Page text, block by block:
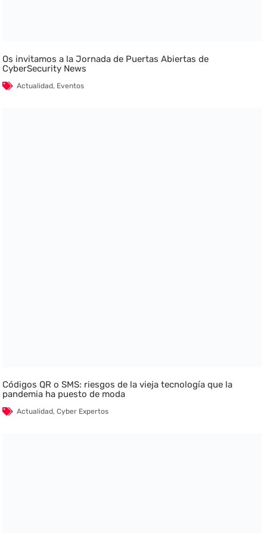
Os invitamos a la Jornada de Puertas Abiertas de
CyberSecurity News
Actualidad, Eventos
Códigos QR o SMS: riesgos de la vieja tecnología que la
pandemia ha puesto de moda
Actualidad,Cyber Expertos